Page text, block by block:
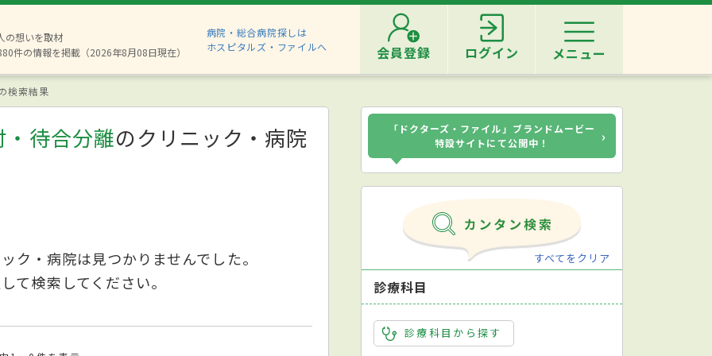
の想いを取材
件の情報を掲載（2026年8月08日現在）
病院・総合病院探しは
ホスピタルズ・ファイルへ
会員登録 ログイン メニュー
検索結果
待合分離のクリニック・病院
ク・病院は見つかりませんでした。
て検索してください。
「ドクターズ・ファイル」ブランドムービー
特設サイトにて公開中！
›
すべてをクリア
診療科目
診療科目から探す